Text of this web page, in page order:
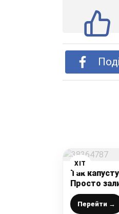
ХІТ
Так
Просто
духовку, а
випічка на
Перейти →